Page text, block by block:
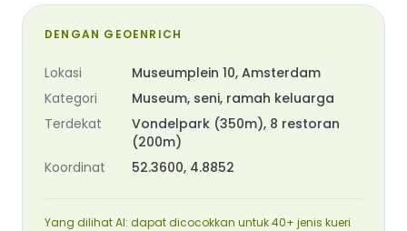
DENGAN GEOENRICH
Lokasi
Museumplein 10, Amsterdam
Kategori
Museum, seni, ramah keluarga
Terdekat
Vondelpark (350m), 8 restoran
(200m)
Koordinat
52.3600, 4.8852
Yang dilihat AI: dapat dicocokkan untuk 40+ jenis kueri